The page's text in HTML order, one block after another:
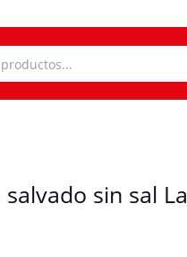
sin sal La